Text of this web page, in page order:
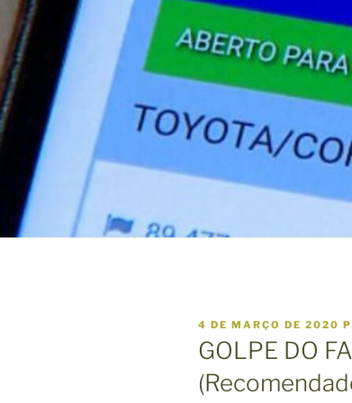
P
U
B
I
C
4 DE MARÇO DE 2020
GOLPE DO